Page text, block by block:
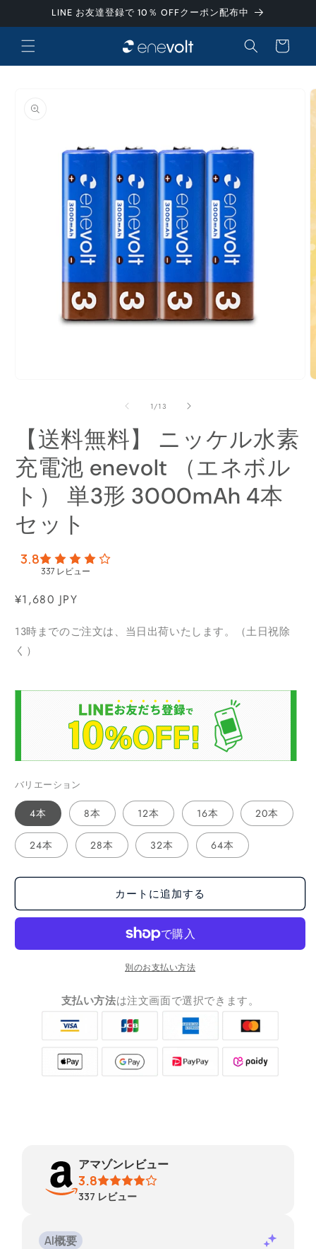
ンツに
進む
LINE お友達登録で 10％ OFFクーポン配布中
カ
ー
ト
報にス
キップ
デ
ィ
ア
を
開
く
1/の
13
【送料無料】 ニッケル水素
充電池 enevolt （エネボル
ト） 単3形 3000mAh 4本
セット
3.8
337 レビュー
通
価
格
¥1,680 JPY
13時までのご注文は、当日出荷いたします。（土日祝除
く）
バリエーション
4本 8本 12本 16本 20本
24本 28本 32本 64本
カートに追加する
別のお支払い方法
支払い方法は注文画面で選択できます。
アマゾンレビュー
3.8
337 レビュー
AI概要